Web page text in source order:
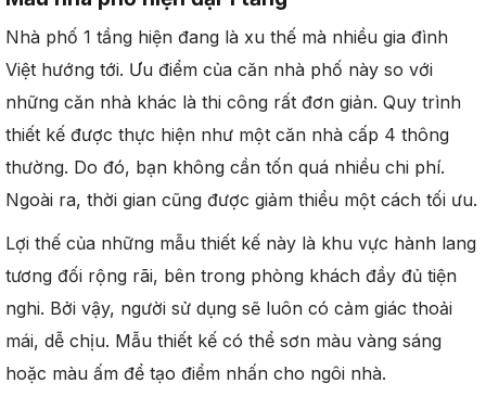
Nhà phố 1 tầng hiện đang là xu thế mà nhiều gia đình
Việt hướng tới. Ưu điểm của căn nhà phố này so với
những căn nhà khác là thi công rất đơn giản. Quy trình
thiết kế được thực hiện như một căn nhà cấp 4 thông
thường. Do đó, bạn không cần tốn quá nhiều chi phí.
Ngoài ra, thời gian cũng được giảm thiểu một cách tối ưu.
Lợi thế của những mẫu thiết kế này là khu vực hành lang
tương đối rộng rãi, bên trong phòng khách đầy đủ tiện
nghi. Bởi vậy, người sử dụng sẽ luôn có cảm giác thoải
mái, dễ chịu. Mẫu thiết kế có thể sơn màu vàng sáng
hoặc màu ấm để tạo điểm nhấn cho ngôi nhà.